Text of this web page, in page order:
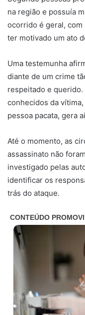
na região e possuía
ocorrido é geral,
ter motivado um ato
Uma testemunha
diante de um crime
respeitado e
conhecidos da
pessoa pacata, gera
Até o momento, as
assassinato não
investigado pelas
identificar os
trás do ataque.